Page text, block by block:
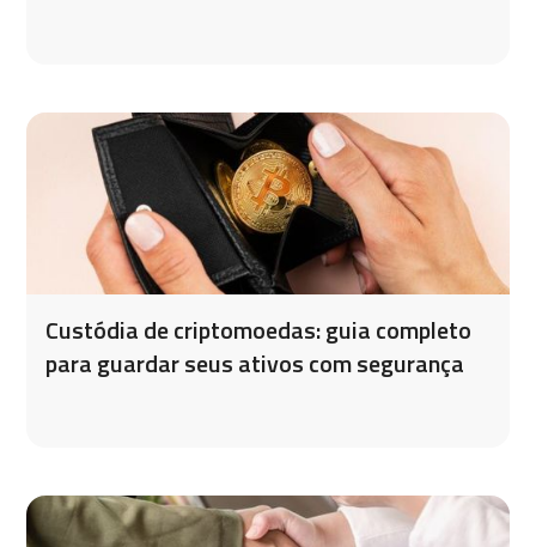
Custódia de criptomoedas: guia completo
para guardar seus ativos com segurança